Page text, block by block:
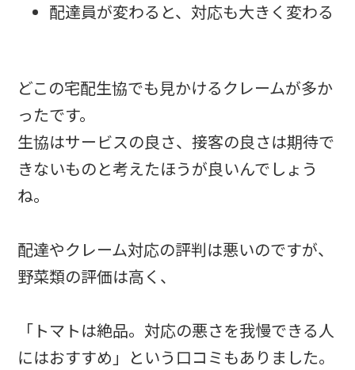
配達員が変わると、対応も大きく変わる
どこの宅配生協でも見かけるクレームが多か
ったです。
生協はサービスの良さ、接客の良さは期待で
きないものと考えたほうが良いんでしょう
ね。
配達やクレーム対応の評判は悪いのですが、
野菜類の評価は高く、
「トマトは絶品。対応の悪さを我慢できる人
にはおすすめ」という口コミもありました。